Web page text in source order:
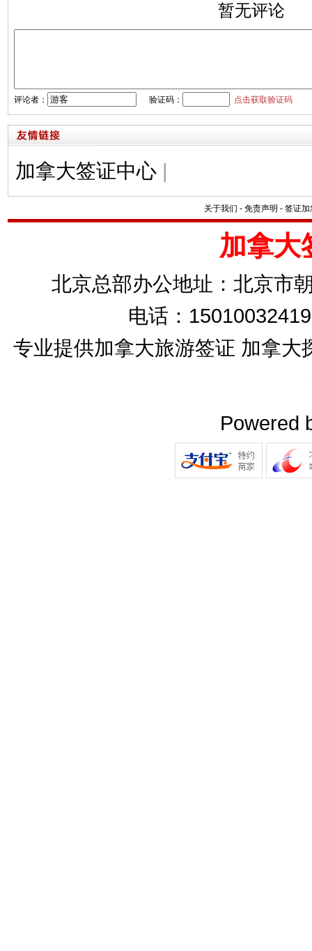
暂无评论
评论者： 验证码： 点击获取验证码
加拿大签证中心 |
关于我们 - 免责声明 - 签证加
加拿大
北京总部办公地址：北京市
电话：
专业提供加拿大旅游签证 加拿
Powered